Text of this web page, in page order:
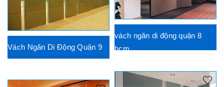
vách ngăn di động quận 8
hcm
Vách Ngăn Di Động Quận 9